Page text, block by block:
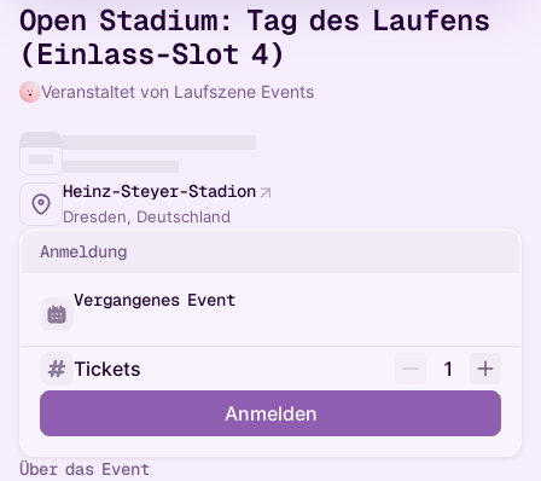
Open Stadium: Tag des Laufens
(Einlass-Slot 4)
Veranstaltet von Laufszene Events
Heinz-Steyer-Stadion
Dresden, Deutschland
Anmeldung
Vergangenes Event
Tickets
1
Anmelden
Über das Event